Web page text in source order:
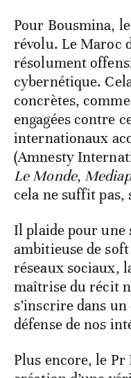
Pour Bousmina,
révolu. Le Maroc
résolument
cybernétique.
concrètes,
engagées contre
internationaux
(Amnesty
Le Monde,
cela ne suffit pas,
Il plaide pour une
ambitieuse de
réseaux sociaux,
maîtrise du récit
s’inscrire dans
défense de nos
Plus encore, le Pr